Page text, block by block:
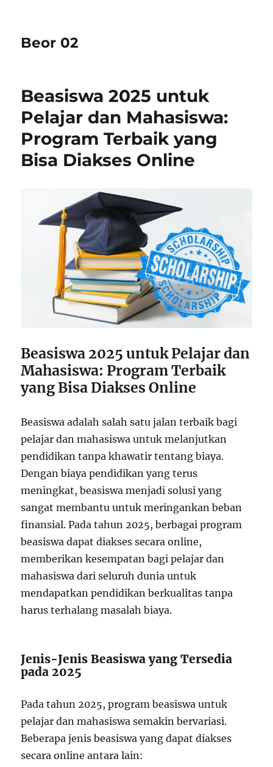
Beor 02
Beasiswa 2025 untuk
Pelajar dan Mahasiswa:
Program Terbaik yang
Bisa Diakses Online
Beasiswa 2025 untuk Pelajar dan
Mahasiswa: Program Terbaik
yang Bisa Diakses Online
Beasiswa adalah salah satu jalan terbaik bagi
pelajar dan mahasiswa untuk melanjutkan
pendidikan tanpa khawatir tentang biaya.
Dengan biaya pendidikan yang terus
meningkat, beasiswa menjadi solusi yang
sangat membantu untuk meringankan beban
finansial. Pada tahun 2025, berbagai program
beasiswa dapat diakses secara online,
memberikan kesempatan bagi pelajar dan
mahasiswa dari seluruh dunia untuk
mendapatkan pendidikan berkualitas tanpa
harus terhalang masalah biaya.
Jenis-Jenis Beasiswa yang Tersedia
pada 2025
Pada tahun 2025, program beasiswa untuk
pelajar dan mahasiswa semakin bervariasi.
Beberapa jenis beasiswa yang dapat diakses
secara online antara lain: